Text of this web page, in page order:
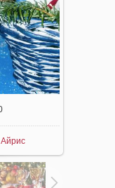
Айрис